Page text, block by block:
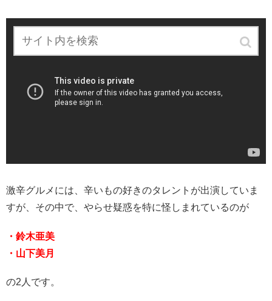
激辛グルメには、辛いもの好きのタレントが出演していま
すが、その中で、やらせ疑惑を特に怪しまれているのが
・鈴木亜美
・山下美月
の2人です。